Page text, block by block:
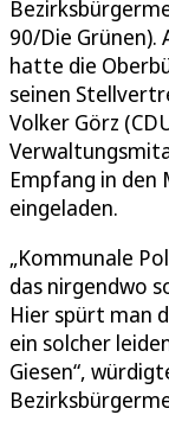
90/Die Grünen).
hatte die
seinen
Volker Görz
Empfang in den
eingeladen.
„Kommunale
das nirgendwo
Hier spürt man
ein solcher
Giesen“,